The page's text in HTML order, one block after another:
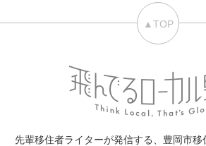
先輩移住者ライターが発信する、豊岡市移
▲TOP